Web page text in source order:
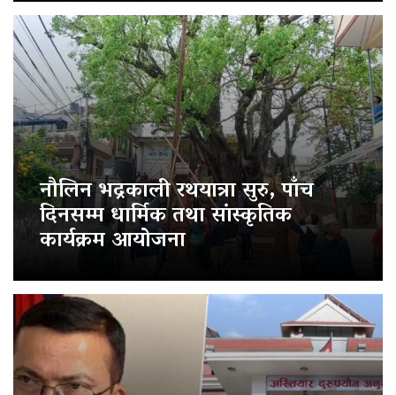
नौलिन भद्रकाली रथयात्रा सुरु, पाँच
दिनसम्म धार्मिक तथा सांस्कृतिक
कार्यक्रम आयोजना